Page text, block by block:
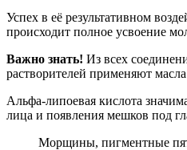
Успех в её результативном
происходит полное усвоение
Важно знать! Из всех
растворителей применяют
Альфа-липоевая кислота
лица и появления мешков под
Морщины, пигментные